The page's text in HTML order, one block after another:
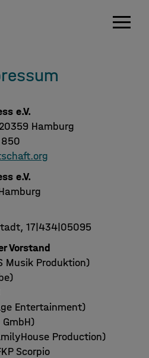
e.V.
Hamburg
e.V.
17|434|05095
Vorstand
Musik Produktion)
Entertainment)
Production)
Scorpio